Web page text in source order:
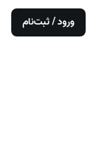
ورود / ثبت‌نام